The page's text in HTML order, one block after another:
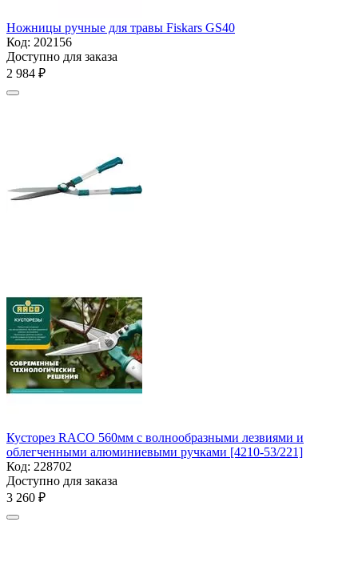
Ножницы ручные для травы Fiskars GS40
Код: 202156
Доступно для заказа
2 984 ₽
Кусторез RACO 560мм с волнообразными лезвиями и
облегченными алюминиевыми ручками [4210-53/221]
Код: 228702
Доступно для заказа
3 260 ₽